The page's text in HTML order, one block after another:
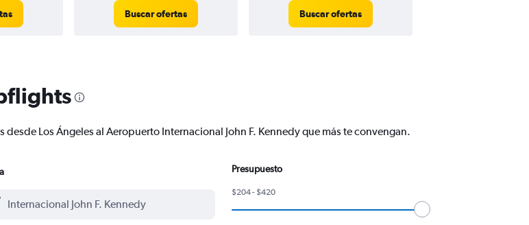
Buscar ofertas Buscar ofertas
Los Ángeles al Aeropuerto Internacional John F. Kennedy que más te convengan.
Presupuesto
$204 - $420